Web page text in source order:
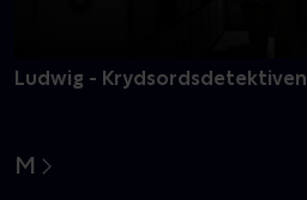
Ludwig - Krydsordsdetektiven
M